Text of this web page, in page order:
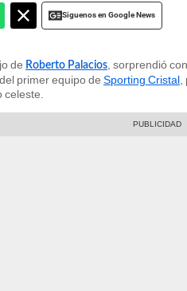
Siguenos en Google News
de Roberto Palacios , sorprendió
primer equipo de Sporting Cristal